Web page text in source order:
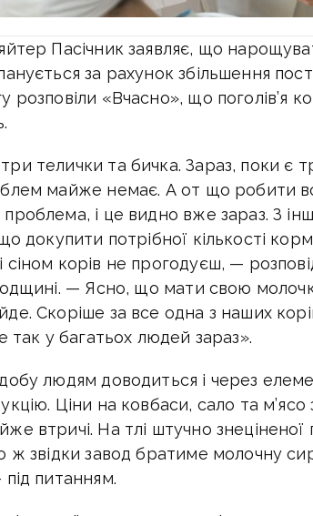
Пасічник заявляє, що
за рахунок збільшення
розповіли «Вчасно», що поголів’я
телички та бичка. Зараз, поки є
майже немає. А от що робити
і це видно вже зараз. З
докупити потрібної кількості
корів не прогодуєш, —
— Ясно, що мати свою
Скоріше за все одна з наших
так у багатьох людей зараз».
людям доводиться і через
Ціни на ковбаси, сало та м’ясо
втричі. На тлі штучно знеціненої
ж звідки завод братиме молочну
питанням.